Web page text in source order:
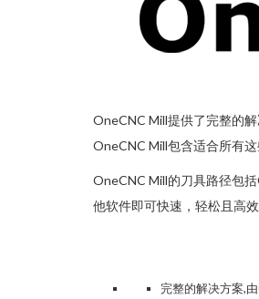
OneCNC Mill提供了完整的
OneCNC Mill包含适合所有这
OneCNC Mill的刀具路径包
他软件即可快速，轻松且高效
完整的解决方案,